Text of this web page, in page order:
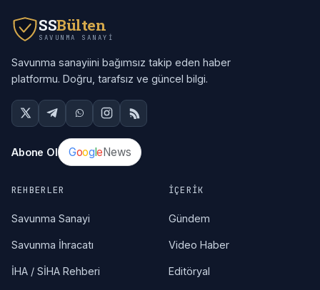
SSBülten
SAVUNMA SANAYI
Savunma sanayiini bağımsız takip eden haber
platformu. Doğru, tarafsız ve güncel bilgi.
Abone Ol GoogleNews
REHBERLER
Savunma Sanayi
Savunma İhracatı
İHA / SİHA Rehberi
İÇERIK
Gündem
Video Haber
Editöryal